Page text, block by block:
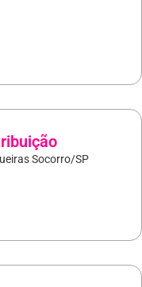
Socorro/SP